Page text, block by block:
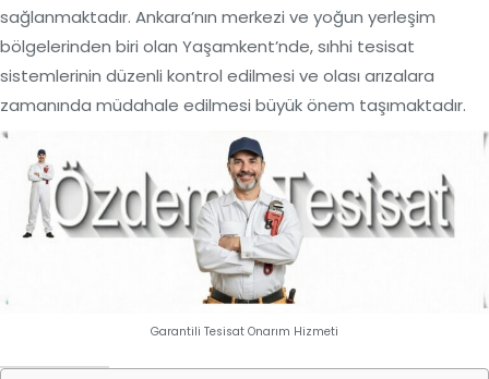
sağlanmaktadır. Ankara’nın merkezi ve yoğun yerleşim
bölgelerinden biri olan Yaşamkent’nde, sıhhi tesisat
sistemlerinin düzenli kontrol edilmesi ve olası arızalara
zamanında müdahale edilmesi büyük önem taşımaktadır.
Garantili Tesisat Onarım Hizmeti